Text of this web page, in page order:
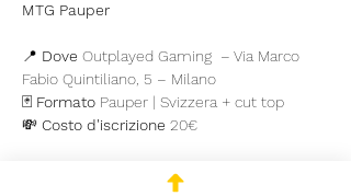
MTG Pauper
📍 Dove Outplayed Gaming  – Via Marco
Fabio Quintiliano, 5 – Milano
🃏 Formato Pauper | Svizzera + cut top
💸 Costo d'iscrizione 20€